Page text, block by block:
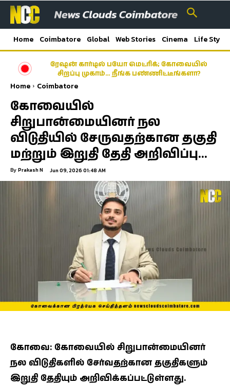
Home Coimbatore Global Web Stories Cinema Life Style
ரேஷன் கார்டில் பயோ மெட்ரிக்; கோவையில்
சிறப்பு முகாம்… நீங்க பண்ணிட்டீங்களா?
Home Coimbatore
கோவையில்
சிறுபான்மையினர் நல
விடுதியில் சேருவதற்கான தகுதி
மற்றும் இறுதி தேதி அறிவிப்பு…
By Prakash N Jun 09, 2026 01:48 AM
கோவை: கோவையில் சிறுபான்மையினர்
நல விடுதிகளில் சேர்வதற்கான தகுதிகளும்
இறுதி தேதியும் அறிவிக்கப்பட்டுள்ளது.